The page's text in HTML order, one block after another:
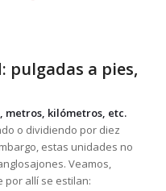
pulgadas a pies,
metros, kilómetros, etc.
o dividiendo por diez
estas unidades no
Veamos,
por allí se estilan: